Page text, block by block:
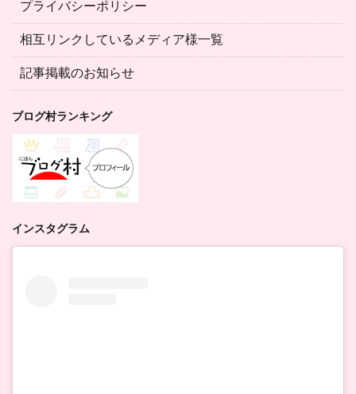
プライバシーポリシー
相互リンクしているメディア様一覧
記事掲載のお知らせ
ブログ村ランキング
インスタグラム